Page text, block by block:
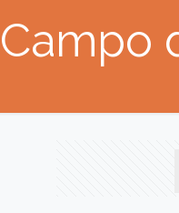
Campo